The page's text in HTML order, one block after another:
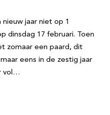
jaar niet op 1
dinsdag 17 februari. Toen
zomaar een paard, dit
eens in de zestig jaar
vol…